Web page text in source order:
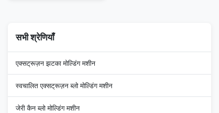
competitive wholesale pricing.
Technical Specificat...
सभी श्रेणियाँ
एक्सट्रूज़न झटका मोल्डिंग मशीन
स्वचालित एक्सट्रूज़न ब्लो मोल्डिंग मशीन
जेरी कैन ब्लो मोल्डिंग मशीन